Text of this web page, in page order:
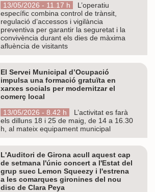
13/05/2026 - 11.17 h
L’operatiu
específic combina control de trànsit,
regulació d’accessos i vigilància
preventiva per garantir la seguretat i la
convivència durant els dies de màxima
afluència de visitants
El Servei Municipal d’Ocupació
impulsa una formació gratuïta en
xarxes socials per modernitzar el
comerç local
13/05/2026 - 8.42 h
L’activitat es farà
els dilluns 18 i 25 de maig, de 14 a 16.30
h, al mateix equipament municipal
L'Auditori de Girona acull aquest cap
de setmana l'únic concert a l'Estat del
grup suec Lemon Squeezy i l'estrena
a les comarques gironines del nou
disc de Clara Peya